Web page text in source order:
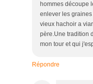
hommes découpe
enlever les
vieux hachoir a
père.Une tradition
mon tour et qui
Répondre